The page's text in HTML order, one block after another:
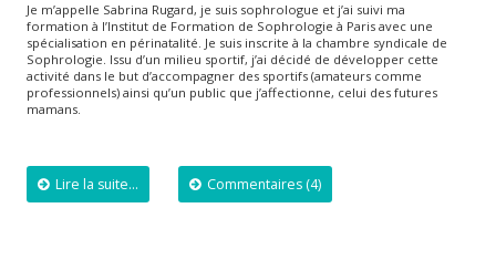
Je m’appelle Sabrina Rugard, je suis sophrologue et j’ai suivi ma
formation à l’Institut de Formation de Sophrologie à Paris avec une
spécialisation en périnatalité. Je suis inscrite à la chambre syndicale de
Sophrologie. Issu d’un milieu sportif, j’ai décidé de développer cette
activité dans le but d’accompagner des sportifs (amateurs comme
professionnels) ainsi qu’un public que j’affectionne, celui des futures
mamans.
Lire la suite... Commentaires (4)